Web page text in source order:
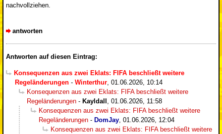
nachvollziehen.
antworten
Antworten auf diesen Eintrag:
Konsequenzen aus zwei Eklats: FIFA beschließt weitere
Regeländerungen - Winterthur 01.06.2026, 10:14
Konsequenzen aus zwei Eklats: FIFA beschließt weitere
Regeländerungen - Kayldall 01.06.2026, 11:58
Konsequenzen aus zwei Eklats: FIFA beschließt weitere
Regeländerungen - DomJay 01.06.2026, 12:04
Konsequenzen aus zwei Eklats: FIFA beschließt weitere